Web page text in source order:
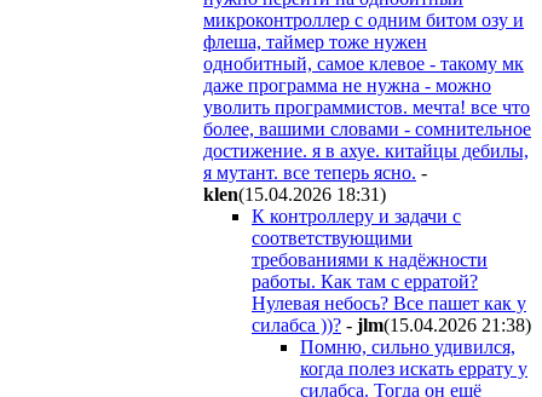
микроконтроллер с одним битом озу и
флеша, таймер тоже нужен
однобитный, самое клевое - такому мк
даже программа не нужна - можно
уволить программистов. мечта! все что
более, вашими словами - сомнительное
достижение. я в ахуе. китайцы дебилы,
я мутант. все теперь ясно. -
klen(15.04.2026 18:31)
К контроллеру и задачи с
соответствующими
требованиями к надёжности
работы. Как там с ерратой?
Нулевая небось? Все пашет как у
силабса ))? - jlm(15.04.2026 21:38)
Помню, сильно удивился,
когда полез искать еррату у
силабса. Тогда он ещё